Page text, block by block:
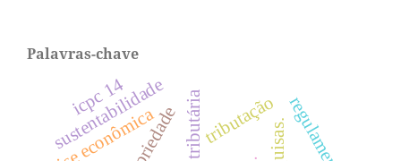
Palavras-chave
tributação
crise econômica
sustentabilidade
icpc 14